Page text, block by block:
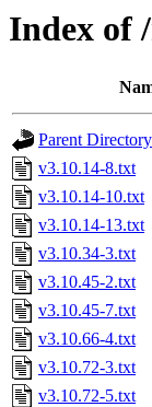
Index of
Parent Directory
v3.10.14-8.txt
v3.10.14-10.txt
v3.10.14-13.txt
v3.10.34-3.txt
v3.10.45-2.txt
v3.10.45-7.txt
v3.10.66-4.txt
v3.10.72-3.txt
v3.10.72-5.txt